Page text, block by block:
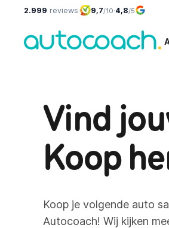
2.999 reviews· 9,7/10·4,8/5
Vind
Koop
Koop je volgende auto
Autocoach! Wij kijken